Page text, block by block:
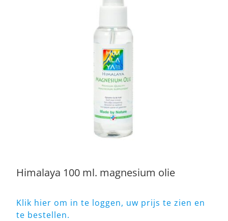
Himalaya 100 ml. magnesium olie
Klik hier om in te loggen, uw prijs te zien en
te bestellen.